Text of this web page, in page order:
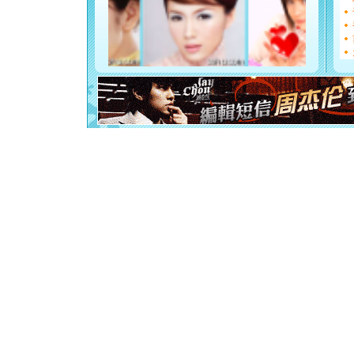
你是我
[元旦]
如
起；二
离。水
[元旦] 当
泣，这痛
卖了。水
[春节]风
颜！冬去
道一声平